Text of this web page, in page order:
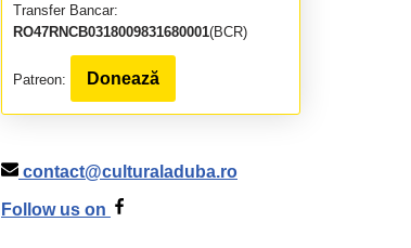
Transfer Bancar:
RO47RNCB0318009831680001(BCR)
Patreon: Donează
contact@culturaladuba.ro
Follow us on